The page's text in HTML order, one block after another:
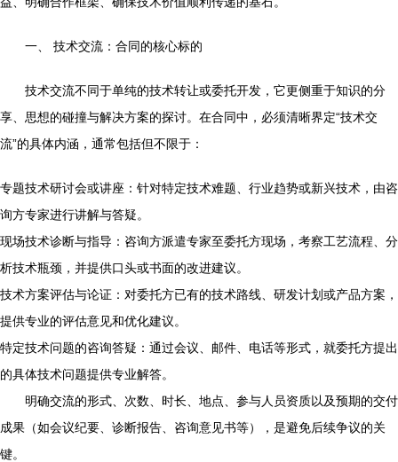
一、 技术交流：合同的核心标的
技术交流不同于单纯的技术转让或委托开发，它更侧重于知识的分
享、思想的碰撞与解决方案的探讨。在合同中，必须清晰界定“技术交
流”的具体内涵，通常包括但不限于：
专题技术研讨会或讲座：针对特定技术难题、行业趋势或新兴技术，由咨
询方专家进行讲解与答疑。
现场技术诊断与指导：咨询方派遣专家至委托方现场，考察工艺流程、分
析技术瓶颈，并提供口头或书面的改进建议。
技术方案评估与论证：对委托方已有的技术路线、研发计划或产品方案，
提供专业的评估意见和优化建议。
特定技术问题的咨询答疑：通过会议、邮件、电话等形式，就委托方提出
的具体技术问题提供专业解答。
明确交流的形式、次数、时长、地点、参与人员资质以及预期的交付
成果（如会议纪要、诊断报告、咨询意见书等），是避免后续争议的关
键。